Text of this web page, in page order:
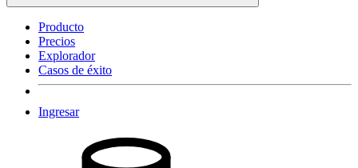
Producto
Precios
Explorador
Casos de éxito
Ingresar